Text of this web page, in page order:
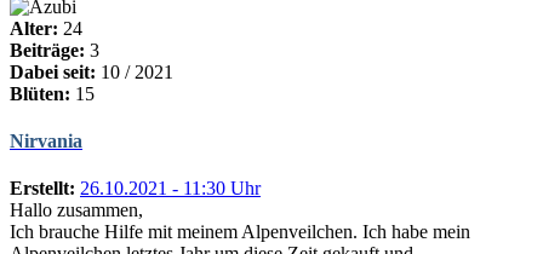
Alter: 24
Beiträge: 3
Dabei seit: 10 / 2021
Blüten: 15
Nirvania
Erstellt: 26.10.2021 - 11:30 Uhr
Hallo zusammen,
Ich brauche Hilfe mit meinem Alpenveilchen. Ich habe mein